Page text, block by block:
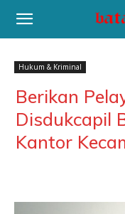
Hukum & Kriminal
Berikan
Disdukcapil
Kantor